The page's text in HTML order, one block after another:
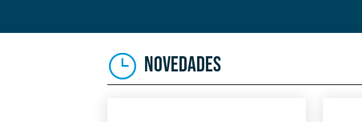
NOVEDADES